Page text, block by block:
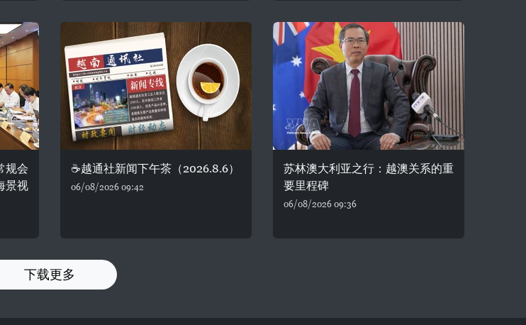
规会
景视
☕️越通社新闻下午茶（2026.8.6）
06/08/2026 09:42
苏林澳大利亚之行：越澳关系的重
要里程碑
06/08/2026 09:36
下载更多